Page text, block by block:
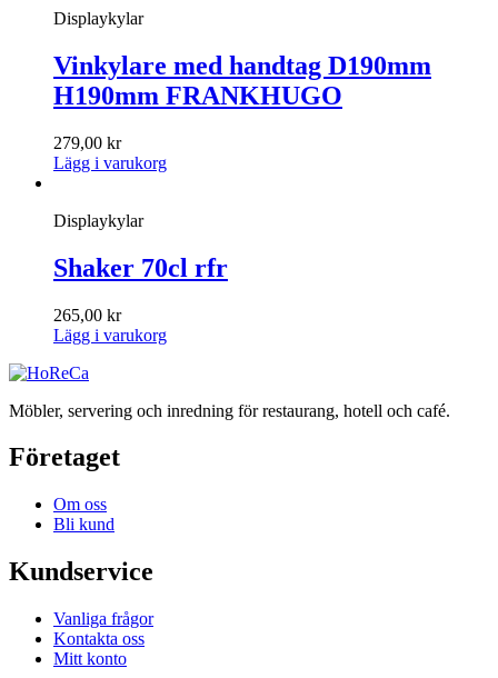
Displaykylar
Vinkylare med handtag D190mm
H190mm FRANKHUGO
279,00 kr
Lägg i varukorg
Displaykylar
Shaker 70cl rfr
265,00 kr
Lägg i varukorg
Möbler, servering och inredning för restaurang, hotell och café.
Företaget
Om oss
Bli kund
Kundservice
Vanliga frågor
Kontakta oss
Mitt konto